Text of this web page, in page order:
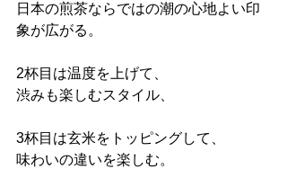
日本の煎茶ならではの潮の心地よい印
象が広がる。
2杯目は温度を上げて、
渋みも楽しむスタイル、
3杯目は玄米をトッピングして、
味わいの違いを楽しむ。